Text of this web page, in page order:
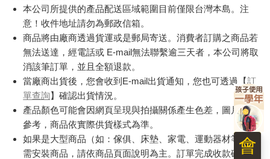
本公司所提供的產品配送區域範圍目前僅限台灣本島。注
意！收件地址請勿為郵政信箱。
商品將由廠商透過貨運或是郵局寄送。消費者訂購之商品若
無法送達，經電話或 E-mail無法聯繫逾三天者，本公司將取
消該筆訂單，並且全額退款。
當廠商出貨後，您會收到E-mail出貨通知，您也可透過【訂
單查詢】確認出貨情況。
產品顏色可能會因網頁呈現與拍攝關係產生色差，圖片僅供
參考，商品依實際供貨樣式為準。
如果是大型商品（如：傢俱、床墊、家電、運動器材等）及
需安裝商品，請依商品頁面說明為主。訂單完成收款確認
會